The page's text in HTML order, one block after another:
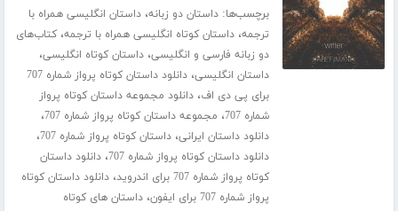
برچسب‌ها:داستان دو زبانه،داستان انگلیسی همراه با
ترجمه،داستان کوتاه انگلیسی همراه با ترجمه،کتاب‌های
دو زبانه فارسی و انگلیسی،داستان کوتاه انگلیسی،
داستان انگلیسی،
دانلود داستان کوتاه پرواز شماره 707
برای پی دی اف،دانلود مجموعه داستان کوتاه پرواز
شماره 707
، مجموعه داستان کوتاه پرواز شماره 707 ،
دانلود داستان ایرانی،داستان کوتاه پرواز شماره 707 ،
دانلود داستان کوتاه پرواز شماره 707 ،دانلود داستان
کوتاه پرواز شماره 707 برای اندروید
،دانلود داستان کوتاه
پرواز شماره 707 برای ایفون
،داستان های کوتاه